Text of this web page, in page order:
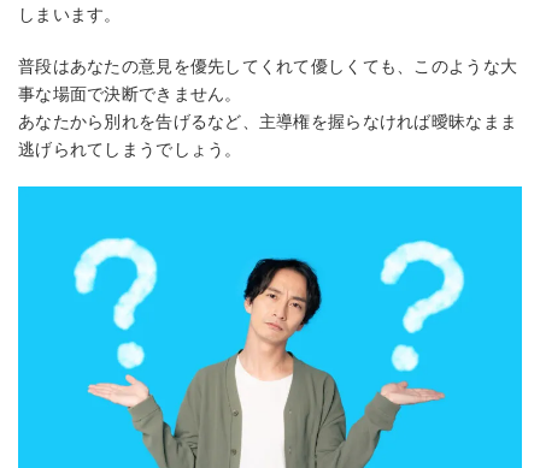
しまいます。
普段はあなたの意見を優先してくれて優しくても、このような大
事な場面で決断できません。
あなたから別れを告げるなど、主導権を握らなければ曖昧なまま
逃げられてしまうでしょう。